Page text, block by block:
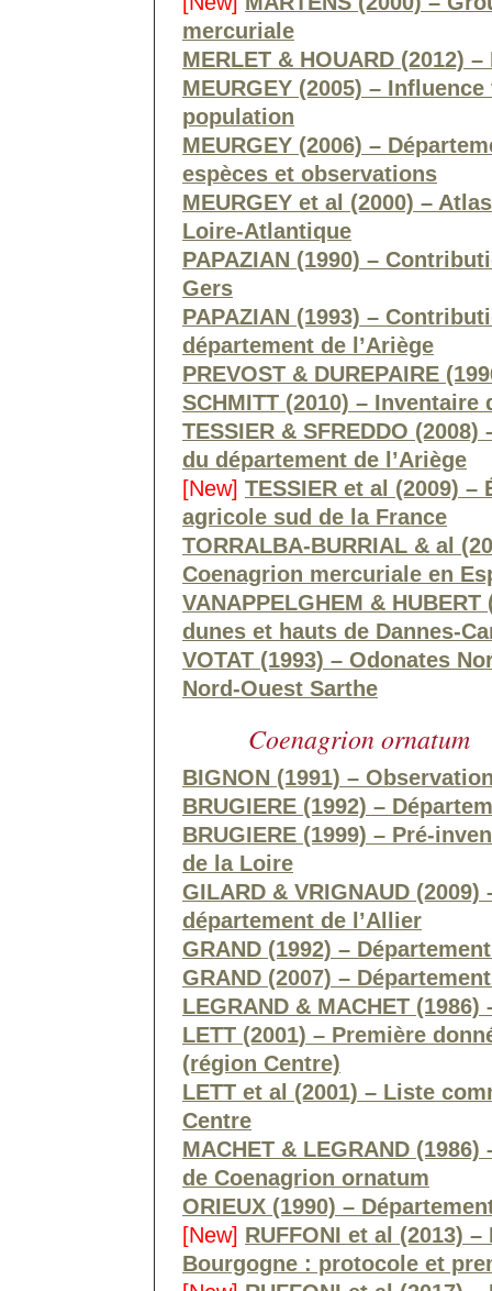
mercuriale
MERLET & HOUARD (2012)
MEURGEY (2005) –
population
MEURGEY (2006) –
espèces et observations
MEURGEY et al (2000) –
Loire-Atlantique
PAPAZIAN (1990) –
Gers
PAPAZIAN (1993) –
département de l’Ariège
PREVOST & DUREPAIRE
SCHMITT (2010) –
TESSIER & SFREDDO
du département de l’Ariège
[New] TESSIER et al (2009)
agricole sud de la France
TORRALBA-BURRIAL & al
Coenagrion mercuriale en
VANAPPELGHEM &
dunes et hauts de Dannes-
VOTAT (1993) – Odonates
Nord-Ouest Sarthe
Coenagrion ornatum
BIGNON (1991) –
BRUGIERE (1992) –
BRUGIERE (1999) – Pré-
de la Loire
GILARD & VRIGNAUD
département de l’Allier
GRAND (1992) –
GRAND (2007) –
LEGRAND & MACHET
LETT (2001) – Première
(région Centre)
LETT et al (2001) – Liste
Centre
MACHET & LEGRAND
de Coenagrion ornatum
ORIEUX (1990) –
[New] RUFFONI et al (2013)
Bourgogne : protocole et